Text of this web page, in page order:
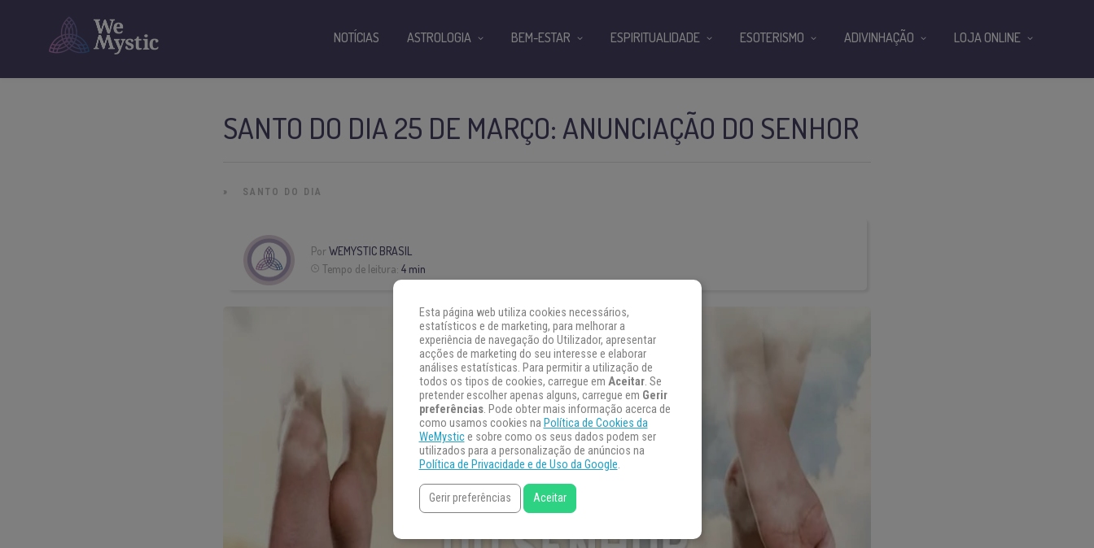
SANTO DO DIA 25 DE MARÇO: ANUNCIAÇÃO DO SENHOR
» SANTO DO DIA
Por WEMYSTIC BRASIL
Tempo de leitura: 4 min
NOTÍCIAS ASTROLOGIA BEM-ESTAR ESPIRITUALIDADE ESOTERISMO ADIVINHAÇÃO LOJA ONLINE
Esta página web utiliza cookies necessários,
estatísticos e de marketing, para melhorar a
experiência de navegação do Utilizador, apresentar
acções de marketing do seu interesse e elaborar
análises estatísticas. Para permitir a utilização de
todos os tipos de cookies, carregue em Aceitar. Se
pretender escolher apenas alguns, carregue em Gerir
preferências. Pode obter mais informação acerca de
como usamos cookies na Política de Cookies da
WeMystice sobre como os seus dados podem ser
utilizados para a personalização de anúncios na
Política de Privacidade e de Uso da Google.
Gerir preferências Aceitar